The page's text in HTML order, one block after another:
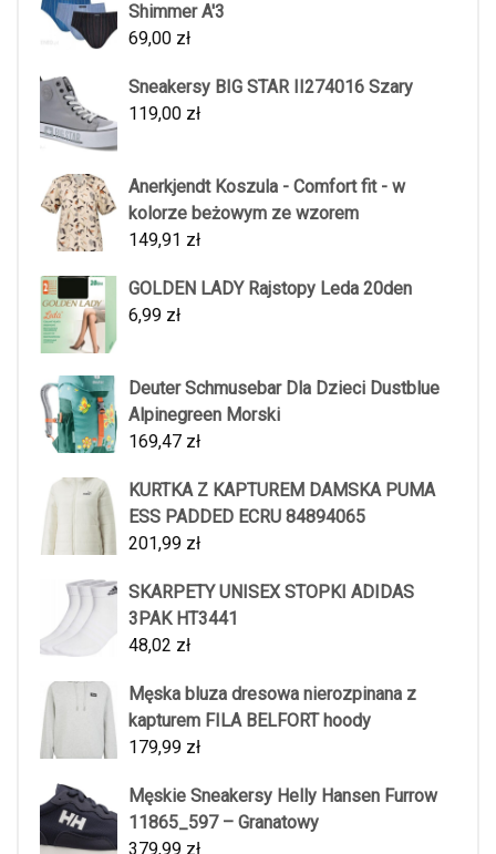
Shimmer A'3
69,00 zł
Sneakersy BIG STAR II274016 Szary
119,00 zł
Anerkjendt Koszula - Comfort fit - w
kolorze beżowym ze wzorem
149,91 zł
GOLDEN LADY Rajstopy Leda 20den
6,99 zł
Deuter Schmusebar Dla Dzieci Dustblue
Alpinegreen Morski
169,47 zł
KURTKA Z KAPTUREM DAMSKA PUMA
ESS PADDED ECRU 84894065
201,99 zł
SKARPETY UNISEX STOPKI ADIDAS
3PAK HT3441
48,02 zł
Męska bluza dresowa nierozpinana z
kapturem FILA BELFORT hoody
179,99 zł
Męskie Sneakersy Helly Hansen Furrow
11865_597 – Granatowy
379,99 zł